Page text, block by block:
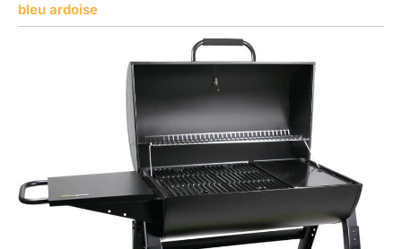
bleu ardoise